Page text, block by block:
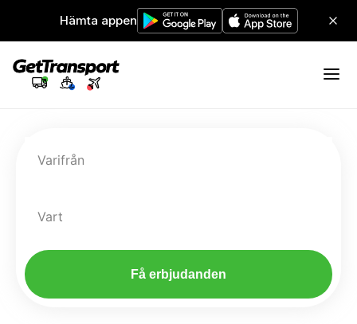
Hämta appen
Varifrån
Vart
Få erbjudanden